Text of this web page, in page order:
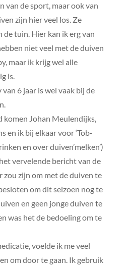
van de sport, maar ook van
zijn hier veel los. Ze
de tuin. Hier kan ik erg van
niet veel met de duiven
maar ik krijg wel alle
is.
6 jaar is wel vaak bij de
komen Johan Meulendijks,
en ik bij elkaar voor ‘Tob-
en over duiven’melken’)
vervelende bericht van de
zou zijn om met de duiven te
om dit seizoen nog te
en geen jonge duiven te
was het de bedoeling om te
voelde ik me veel
om door te gaan. Ik gebruik